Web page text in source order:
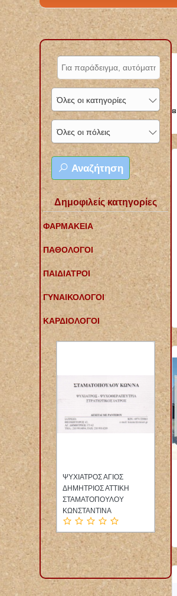
Όλες οι κατηγορίες
Όλες οι πόλεις
Αναζήτηση
Δημοφιλείς κατηγορίες
ΦΑΡΜΑΚΕΙΑ
ΠΑΘΟΛΟΓΟΙ
ΠΑΙΔΙΑΤΡΟΙ
ΓΥΝΑΙΚΟΛΟΓΟΙ
ΚΑΡΔΙΟΛΟΓΟΙ
ΦΑΡΜΑΚΕΙΟ ΚΑΜΑΤΕΡΟ
ΑΤΤΙΚΗ
ΠΟΛΥΚΑΝΔΡΙΩΤΟΥ
ΜΑΡΙΑ ΚΑΙ ΣΙΑ ΕΕ